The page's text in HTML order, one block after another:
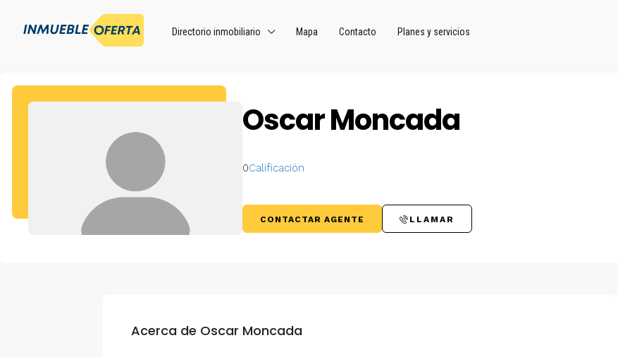
Directorio inmobiliario Mapa Contacto Planes y servicios
Oscar Moncada
0Calificación
CONTACTAR AGENTE LLAMAR
Acerca de Oscar Moncada